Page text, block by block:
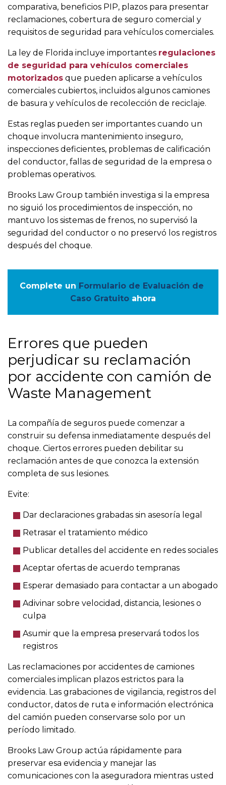
comparativa, beneficios PIP, plazos para presentar
reclamaciones, cobertura de seguro comercial y
requisitos de seguridad para vehículos comerciales.
La ley de Florida incluye importantes regulaciones
de seguridad para vehículos comerciales
motorizados que pueden aplicarse a vehículos
comerciales cubiertos, incluidos algunos camiones
de basura y vehículos de recolección de reciclaje.
Estas reglas pueden ser importantes cuando un
choque involucra mantenimiento inseguro,
inspecciones deficientes, problemas de calificación
del conductor, fallas de seguridad de la empresa o
problemas operativos.
Brooks Law Group también investiga si la empresa
no siguió los procedimientos de inspección, no
mantuvo los sistemas de frenos, no supervisó la
seguridad del conductor o no preservó los registros
después del choque.
Complete un Formulario de Evaluación de
Caso Gratuito ahora
Errores que pueden
perjudicar su reclamación
por accidente con camión de
Waste Management
La compañía de seguros puede comenzar a
construir su defensa inmediatamente después del
choque. Ciertos errores pueden debilitar su
reclamación antes de que conozca la extensión
completa de sus lesiones.
Evite:
Dar declaraciones grabadas sin asesoría legal
Retrasar el tratamiento médico
Publicar detalles del accidente en redes sociales
Aceptar ofertas de acuerdo tempranas
Esperar demasiado para contactar a un abogado
Adivinar sobre velocidad, distancia, lesiones o
culpa
Asumir que la empresa preservará todos los
registros
Las reclamaciones por accidentes de camiones
comerciales implican plazos estrictos para la
evidencia. Las grabaciones de vigilancia, registros del
conductor, datos de ruta e información electrónica
del camión pueden conservarse solo por un
período limitado.
Brooks Law Group actúa rápidamente para
preservar esa evidencia y manejar las
comunicaciones con la aseguradora mientras usted